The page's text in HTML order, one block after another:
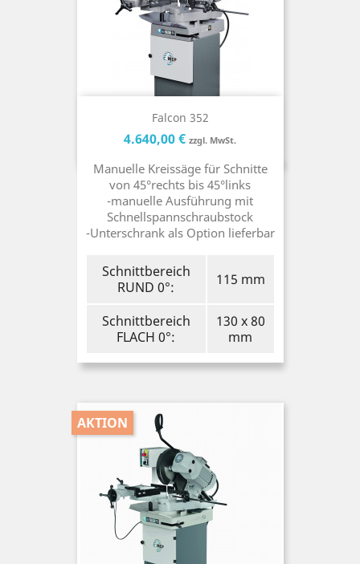
Falcon 352
Preis
4.640,00 € zzgl. MwSt.Preis
Manuelle Kreissäge für Schnitte
von 45°rechts bis 45°links
-manuelle Ausführung mit
Schnellspannschraubstock
-Unterschrank als Option lieferbar
Schnittbereich
RUND 0°:
115 mm
Schnittbereich
FLACH 0°:
130 x 80
mm
AKTION